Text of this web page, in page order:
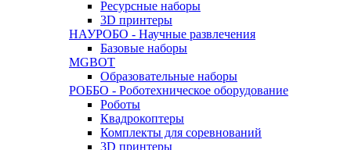
Ресурсные наборы
3D принтеры
НАУРОБО - Научные развлечения
Базовые наборы
MGBOT
Образовательные наборы
РОББО - Роботехническое оборудование
Роботы
Квадрокоптеры
Комплекты для соревнований
3D принтеры